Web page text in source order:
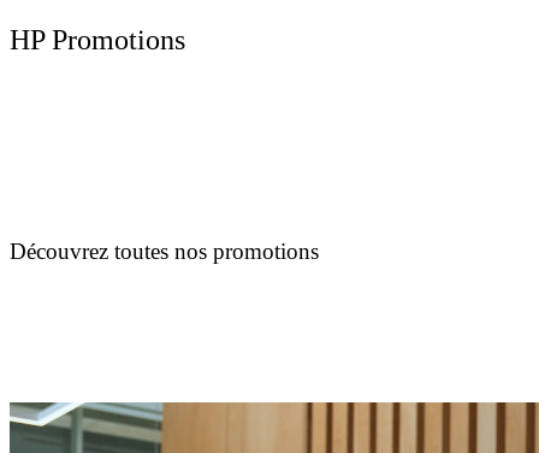
HP Promotions
Découvrez toutes nos promotions